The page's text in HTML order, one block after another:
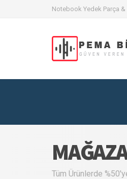
Notebook Yedek Parça
Tüm Ürünlerde